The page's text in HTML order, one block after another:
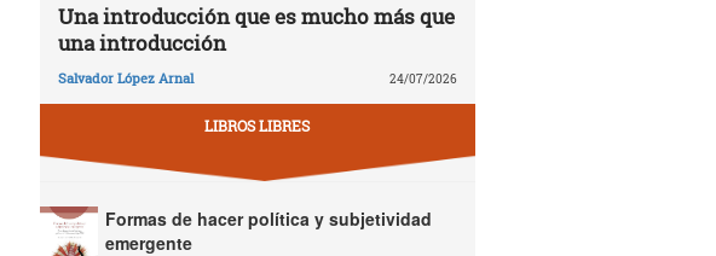
Una introducción que es mucho más que
una introducción
Salvador López Arnal 24/07/2026
LIBROS LIBRES
Formas de hacer política y subjetividad
emergente